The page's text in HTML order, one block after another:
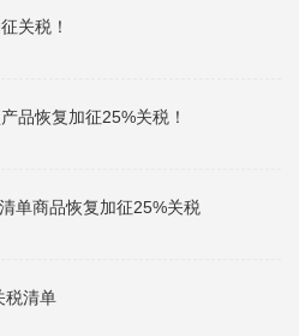
关税！
品恢复加征25%关税！
单商品恢复加征25%关税
税清单